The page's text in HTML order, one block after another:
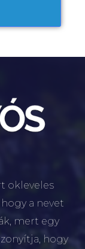
okleveles
a nevet
mert egy
hogy